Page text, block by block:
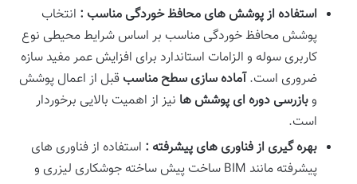
استفاده از پوشش های محافظ خوردگی مناسب : انتخاب
پوشش محافظ خوردگی مناسب بر اساس شرایط محیطی نوع
کاربری سوله و الزامات استاندارد برای افزایش عمر مفید سازه
ضروری است.آماده سازی سطح مناسب قبل از اعمال پوشش
وبازرسی دوره ای پوشش ها نیز از اهمیت بالایی برخوردار
است.
بهره گیری از فناوری های پیشرفته : استفاده از فناوری های
پیشرفته مانند BIM ساخت پیش ساخته جوشکاری لیزری و